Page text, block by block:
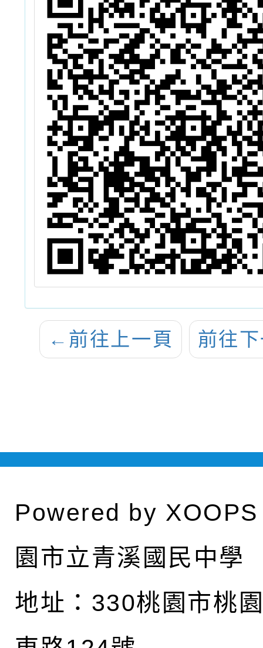
← 前往上一頁 前往
Powered by XOOPS
園市立青溪國民中學
地址： 330桃園市桃